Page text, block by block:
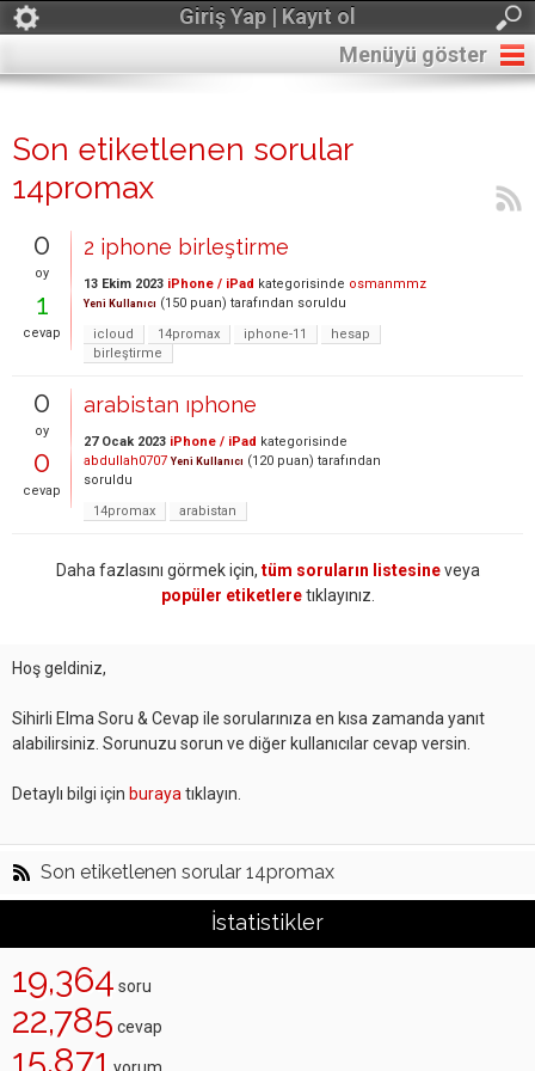
Giriş Yap | Kayıt ol
Menüyü göster
Son etiketlenen sorular
14promax
0
oy
1
cevap
2 iphone birleştirme
13 Ekim 2023 iPhone / iPad kategorisinde osmanmmz
Yeni Kullanıcı (150 puan) tarafından soruldu
icloud
14promax iphone-11
hesap
birleştirme
0
oy
0
cevap
arabistan ıphone
27 Ocak 2023 iPhone / iPad kategorisinde
abdullah0707 Yeni Kullanıcı (120 puan) tarafından
soruldu
14promax
arabistan
Daha fazlasını görmek için, tüm soruların listesineveya
popüler etiketleretıklayınız.
Hoş geldiniz,
Sihirli Elma Soru & Cevap ile sorularınıza en kısa zamanda yanıt
alabilirsiniz. Sorunuzu sorun ve diğer kullanıcılar cevap versin.
Detaylı bilgi için buraya tıklayın.
Son etiketlenen sorular 14promax
İstatistikler
19,364 soru
22,785 cevap
15,871